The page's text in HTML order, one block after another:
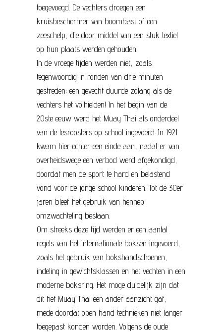
toegevoegd. De vechters droegen een
kruisbeschermer van boombast of een
zeeschelp, die door middel van een stuk textiel
op hun plaats werden gehouden.
In de vroege tijden werden niet, zoals
tegenwoordig in ronden van drie minuten
gestreden; een gevecht duurde zolang als de
vechters het volhielden! In het begin van de
20ste eeuw werd het Muay Thai als onderdeel
van de lesroosters op school ingevoerd. In 1921
kwam hier echter een einde aan, nadat er van
overheidswege een verbod werd afgekondigd,
doordat men de sport te hard en belastend
vond voor de jonge school kinderen. Tot de 30er
jaren bleef het gebruik van hennep
omzwachteling bestaan.
Om streeks deze tijd werden er een aantal
regels van het internationale boksen ingevoerd,
zoals het gebruik van bokshandschoenen,
indeling in gewichtsklassen en het vechten in een
moderne boksring. Het moge duidelijk zijn dat
dit het Muay Thai een ander aanzicht gaf,
mede doordat open hand technieken niet langer
toegepast konden worden. Volgens de oude